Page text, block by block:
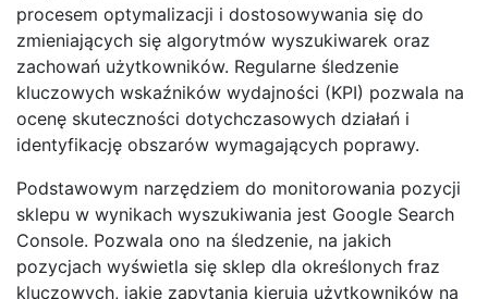
procesem optymalizacji i dostosowywania się do
zmieniających się algorytmów wyszukiwarek oraz
zachowań użytkowników. Regularne śledzenie
kluczowych wskaźników wydajności (KPI) pozwala na
ocenę skuteczności dotychczasowych działań i
identyfikację obszarów wymagających poprawy.
Podstawowym narzędziem do monitorowania pozycji
sklepu w wynikach wyszukiwania jest Google Search
Console. Pozwala ono na śledzenie, na jakich
pozycjach wyświetla się sklep dla określonych fraz
kluczowych, jakie zapytania kierują użytkowników na